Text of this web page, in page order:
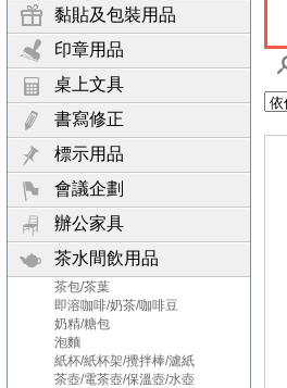
黏貼及包裝用品
印章用品
桌上文具
書寫修正
標示用品
會議企劃
辦公家具
茶水間飲用品
茶包/茶葉
即溶咖啡/奶茶/咖啡豆
奶精/糖包
泡麵
紙杯/紙杯架/攪拌棒/濾紙
茶壺/電茶壺/保溫壺/水壺